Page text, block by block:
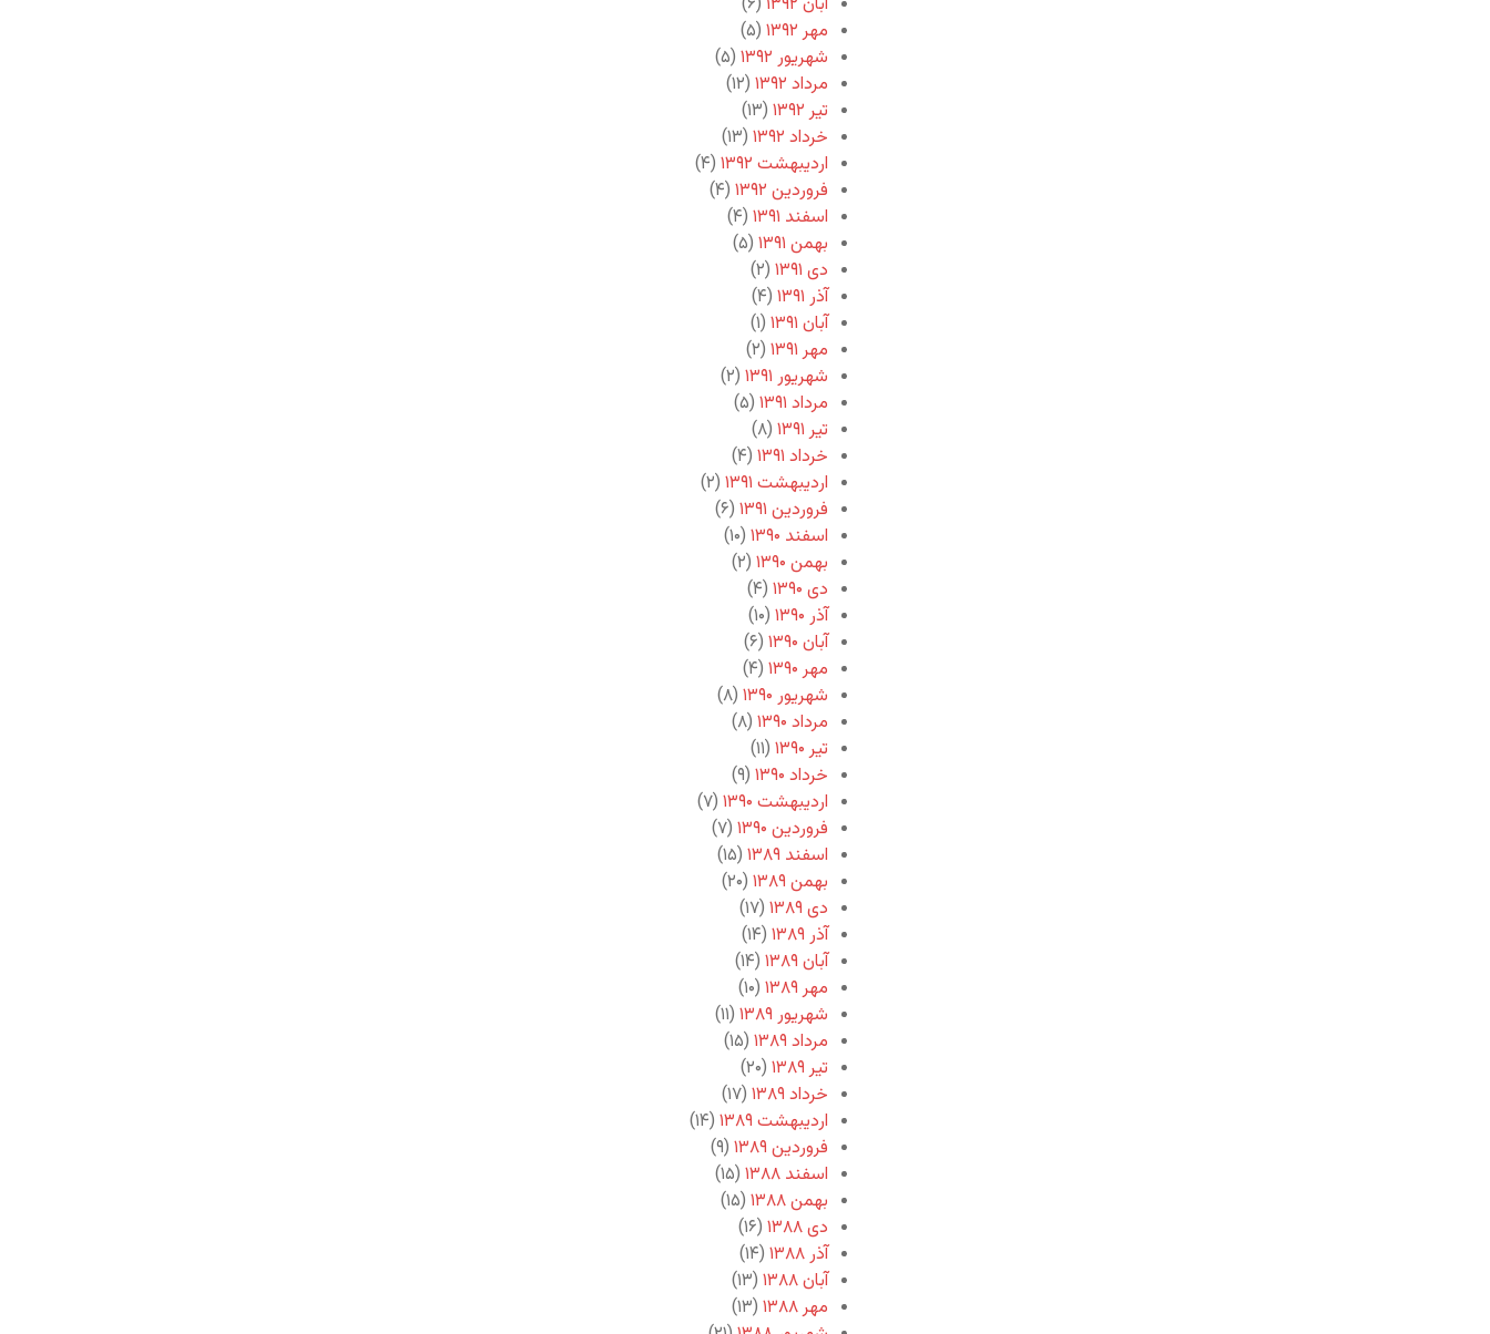
مهر ۱۳۹۲
(۵)
شهریور ۱۳۹۲
(۵)
مرداد ۱۳۹۲
(۱۲)
تیر ۱۳۹۲
(۱۳)
خرداد ۱۳۹۲
(۱۳)
اردیبهشت ۱۳۹۲
(۴)
فروردین ۱۳۹۲
(۴)
اسفند ۱۳۹۱
(۴)
بهمن ۱۳۹۱
(۵)
دی ۱۳۹۱
(۲)
آذر ۱۳۹۱
(۴)
آبان ۱۳۹۱
(۱)
مهر ۱۳۹۱
(۲)
شهریور ۱۳۹۱
(۲)
مرداد ۱۳۹۱
(۵)
تیر ۱۳۹۱
(۸)
خرداد ۱۳۹۱
(۴)
اردیبهشت ۱۳۹۱
(۲)
فروردین ۱۳۹۱
(۶)
اسفند ۱۳۹۰
(۱۰)
بهمن ۱۳۹۰
(۲)
دی ۱۳۹۰
(۴)
آذر ۱۳۹۰
(۱۰)
آبان ۱۳۹۰
(۶)
مهر ۱۳۹۰
(۴)
شهریور ۱۳۹۰
(۸)
مرداد ۱۳۹۰
(۸)
تیر ۱۳۹۰
(۱۱)
خرداد ۱۳۹۰
(۹)
اردیبهشت ۱۳۹۰
(۷)
فروردین ۱۳۹۰
(۷)
اسفند ۱۳۸۹
(۱۵)
بهمن ۱۳۸۹
(۲۰)
دی ۱۳۸۹
(۱۷)
آذر ۱۳۸۹
(۱۴)
آبان ۱۳۸۹
(۱۴)
مهر ۱۳۸۹
(۱۰)
شهریور ۱۳۸۹
(۱۱)
مرداد ۱۳۸۹
(۱۵)
تیر ۱۳۸۹
(۲۰)
خرداد ۱۳۸۹
(۱۷)
اردیبهشت ۱۳۸۹
(۱۴)
فروردین ۱۳۸۹
(۹)
اسفند ۱۳۸۸
(۱۵)
بهمن ۱۳۸۸
(۱۵)
دی ۱۳۸۸
(۱۶)
آذر ۱۳۸۸
(۱۴)
آبان ۱۳۸۸
(۱۳)
مهر ۱۳۸۸
(۱۳)